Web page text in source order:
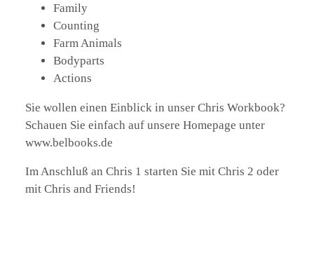
Family
Counting
Farm Animals
Bodyparts
Actions
Sie wollen einen Einblick in unser Chris Workbook?
Schauen Sie einfach auf unsere Homepage unter
www.belbooks.de
Im Anschluß an Chris 1 starten Sie mit Chris 2 oder
mit Chris and Friends!